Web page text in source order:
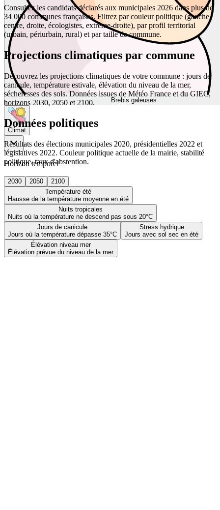
Brebis galeuses
Climat
Horizon temporel
2030 2050
2100
Température été
Hausse de la température moyenne en été
Nuits tropicales
Nuits où la température ne descend pas sous 20°C
Jours de canicule
Jours où la température dépasse 35°C
Stress hydrique
Jours avec sol sec en été
Élévation niveau mer
Élévation prévue du niveau de la mer
Consultez les candidats déclarés aux municipales 2026 dans plus de
34 000 communes françaises. Filtrez par couleur politique (gauche,
centre, droite, écologistes, extrême-droite), par profil territorial
(urbain, périurbain, rural) et par taille de commune.
Projections climatiques par commune
Découvrez les projections climatiques de votre commune : jours de
canicule, température estivale, élévation du niveau de la mer,
sécheresses des sols. Données issues de Météo France et du GIEC,
horizons 2030, 2050 et 2100.
Données politiques
Résultats des élections municipales 2020, présidentielles 2022 et
législatives 2022. Couleur politique actuelle de la mairie, stabilité
politique, taux d'abstention.